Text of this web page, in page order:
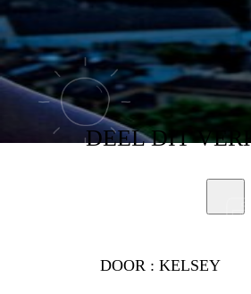
DEELDIT
DOOR : KELSEY